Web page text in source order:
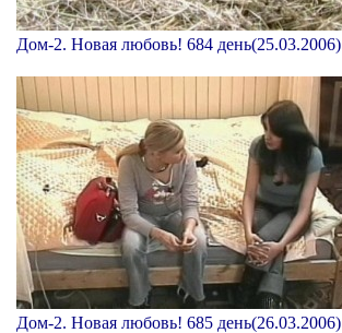
Дом-2. Новая любовь! 684 день(25.03.2006)
Дом-2. Новая любовь! 685 день(26.03.2006)